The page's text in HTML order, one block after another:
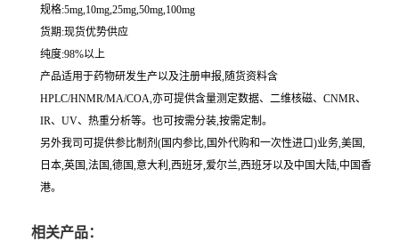
规格:5mg,10mg,25mg,50mg,100mg
货期:现货优势供应
纯度:98%以上
产品适用于药物研发生产以及注册申报,随货资料含
HPLC/HNMR/MA/COA,亦可提供含量测定数据、二维核磁、CNMR、
IR、UV、热重分析等。也可按需分装,按需定制。
另外我司可提供参比制剂(国内参比,国外代购和一次性进口)业务,美国,
日本,英国,法国,德国,意大利,西班牙,爱尔兰,西班牙以及中国大陆,中国香
港。
相关产品：